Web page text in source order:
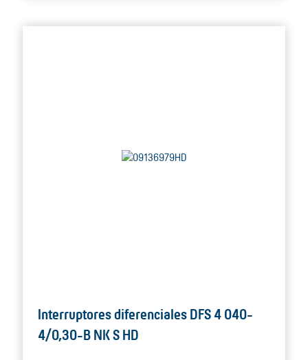
Interruptores diferenciales DFS 4 040-
4/0,30-B NK S HD